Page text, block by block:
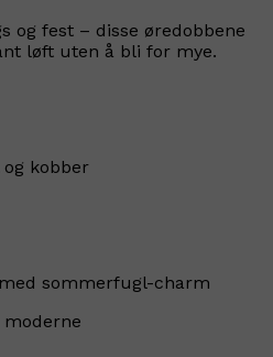
og fest – disse øredobbene
løft uten å bli for mye.
og kobber
sommerfugl-charm